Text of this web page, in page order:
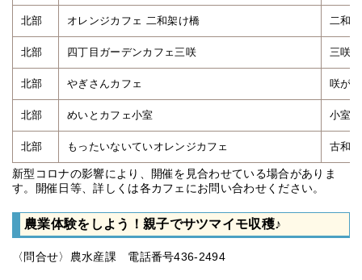
北部 オレンジカフェ 二和架け橋 二和
北部 四丁目ガーデンカフェ三咲 三咲4
北部 やぎさんカフェ 咲が
北部 めいとカフェ小室 小室町
北部 もったいないていオレンジカフェ 古和
新型コロナの影響により、開催を見合わせている場合がありま
す。開催日等、詳しくは各カフェにお問い合わせください。
農業体験をしよう！親子でサツマイモ収穫♪
〈問合せ〉農水産課 電話番号436-2494